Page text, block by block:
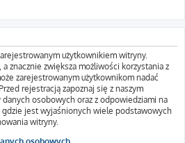
użytkownikiem witryny.
znacznie zwiększa możliwości korzystania z
zarejestrowanym użytkownikom nadać
rejestracją zapoznaj się z naszym
osobowych oraz z odpowiedziami na
gdzie jest wyjaśnionych wiele podstawowych
witryny.